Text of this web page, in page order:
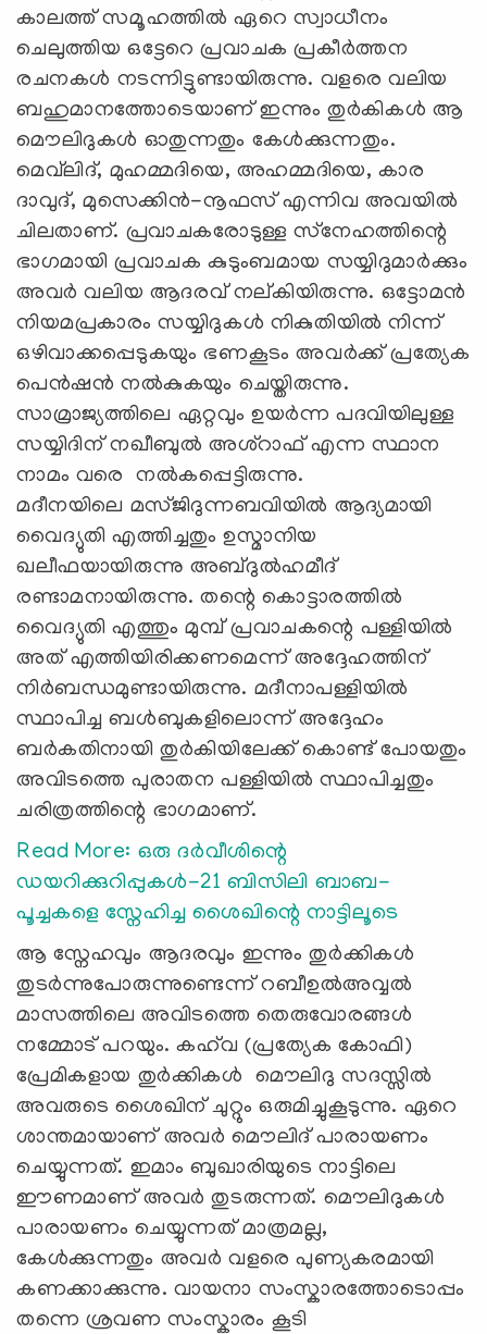
കാലത്ത് സമൂഹത്തിൽ ഏറെ സ്വാധീനം
ചെലുത്തിയ ഒട്ടേറെ പ്രവാചക പ്രകീര്‍ത്തന
രചനകള്‍ നടന്നിട്ടുണ്ടായിരുന്നു. വളരെ വലിയ
ബഹുമാനത്തോടെയാണ് ഇന്നും തുര്‍കികള്‍ ആ
മൌലിദുകള്‍ ഓതുന്നതും കേള്‍ക്കുന്നതും.
മെവ്‌ലിദ്, മുഹമ്മദിയെ, അഹമ്മദിയെ, കാര
ദാവുദ്, മുസെക്കിൻ-നൂഫസ് എന്നിവ അവയില്‍
ചിലതാണ്. പ്രവാചകരോടുള്ള സ്‌നേഹത്തിന്റെ
ഭാഗമായി പ്രവാചക കുടുംബമായ സയ്യിദുമാര്‍ക്കും
അവർ വലിയ ആദരവ് നല്കിയിരുന്നു. ഒട്ടോമൻ
നിയമപ്രകാരം സയ്യിദുകൾ നികുതിയിൽ നിന്ന്
ഒഴിവാക്കപ്പെടുകയും ഭണകൂടം അവർക്ക് പ്രത്യേക
പെൻഷൻ നൽകുകയും ചെയ്തിരുന്നു.
സാമ്രാജ്യത്തിലെ ഏറ്റവും ഉയർന്ന പദവിയിലുള്ള
സയ്യിദിന് നഖീബുല്‍ അശ്റാഫ് എന്ന സ്ഥാന
നാമം വരെ നൽകപ്പെട്ടിരുന്നു.
മദീനയിലെ മസ്ജിദുന്നബവിയിൽ ആദ്യമായി
വൈദ്യുതി എത്തിച്ചതും ഉസ്മാനിയ
ഖലീഫയായിരുന്നു അബ്ദുല്‍ഹമീദ്
രണ്ടാമനായിരുന്നു. തന്റെ കൊട്ടാരത്തില്‍
വൈദ്യുതി എത്തും മുമ്പ് പ്രവാചകന്റെ പള്ളിയില്‍
അത് എത്തിയിരിക്കണമെന്ന് അദ്ദേഹത്തിന്
നിര്‍ബന്ധമുണ്ടായിരുന്നു. മദീനാപള്ളിയില്‍
സ്ഥാപിച്ച ബള്‍ബുകളിലൊന്ന് അദ്ദേഹം
ബര്‍കതിനായി തുര്‍കിയിലേക്ക് കൊണ്ട് പോയതും
അവിടത്തെ പുരാതന പള്ളിയില്‍ സ്ഥാപിച്ചതും
ചരിത്രത്തിന്റെ ഭാഗമാണ്.
Read More: ഒരു ദർവീശിന്റെ
ഡയറിക്കുറിപ്പുകൾ-21 ബിസിലി ബാബ-
പൂച്ചകളെ സ്നേഹിച്ച ശൈഖിന്റെ നാട്ടിലൂടെ
ആ സ്നേഹവും ആദരവും ഇന്നും തുര്‍ക്കികള്‍
തുടര്‍ന്നുപോരുന്നുണ്ടെന്ന് റബീഉല്‍അവ്വല്‍
മാസത്തിലെ അവിടത്തെ തെരുവോരങ്ങള്‍
നമ്മോട് പറയും. കഹ്‍വ (പ്രത്യേക കോഫി)
പ്രേമികളായ തുർക്കികൾ മൌലിദു സദസ്സിൽ
അവരുടെ ശൈഖിന് ചുറ്റും ഒരുമിച്ചുകൂടുന്നു. ഏറെ
ശാന്തമായാണ് അവര്‍ മൌലിദ് പാരായണം
ചെയ്യുന്നത്. ഇമാം ബുഖാരിയുടെ നാട്ടിലെ
ഈണമാണ് അവർ തുടരുന്നത്. മൌലിദുകള്‍
പാരായണം ചെയ്യുന്നത് മാത്രമല്ല,
കേള്‍ക്കുന്നതും അവര്‍ വളരെ പുണ്യകരമായി
കണക്കാക്കുന്നു. വായനാ സംസ്കാരത്തോടൊപ്പം
തന്നെ ശ്രവണ സംസ്കാരം കൂടി